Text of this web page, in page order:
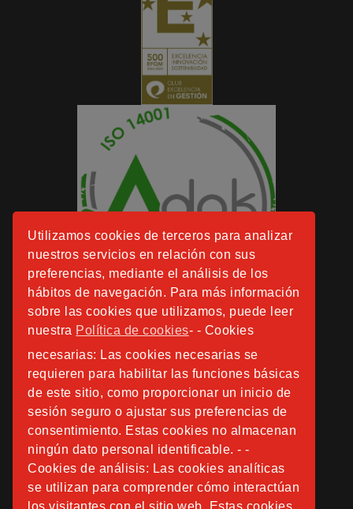
Utilizamos cookies de terceros para analizar
nuestros servicios en relación con sus
preferencias, mediante el análisis de los
hábitos de navegación. Para más información
sobre las cookies que utilizamos, puede leer
nuestra Política de cookies- - Cookies
necesarias: Las cookies necesarias se
requieren para habilitar las funciones básicas
de este sitio, como proporcionar un inicio de
sesión seguro o ajustar sus preferencias de
consentimiento. Estas cookies no almacenan
ningún dato personal identificable. - -
Cookies de análisis: Las cookies analíticas
se utilizan para comprender cómo interactúan
los visitantes con el sitio web. Estas cookies